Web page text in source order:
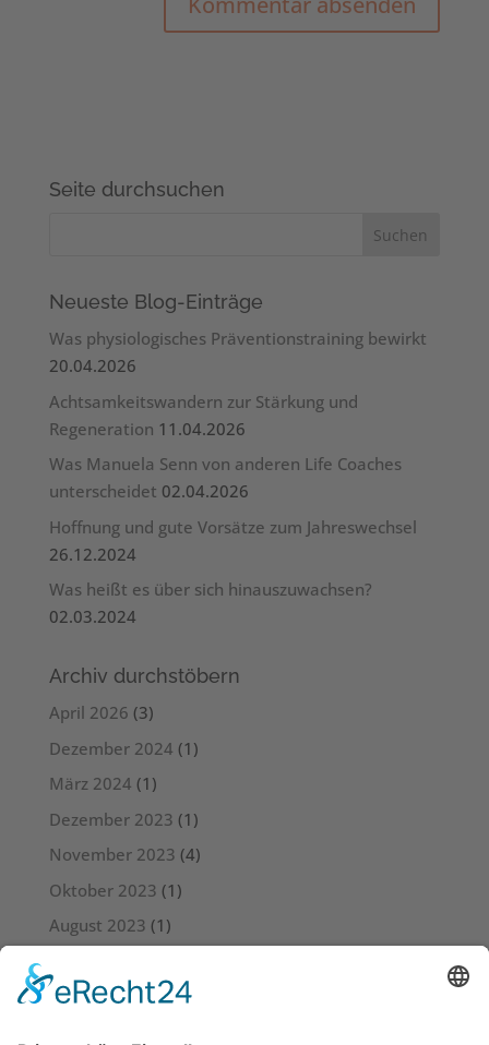
Seite durchsuchen
Neueste Blog-Einträge
Was physiologisches Präventionstraining bewirkt
20.04.2026
Achtsamkeitswandern zur Stärkung und
Regeneration 11.04.2026
Was Manuela Senn von anderen Life Coaches
unterscheidet 02.04.2026
Hoffnung und gute Vorsätze zum Jahreswechsel
26.12.2024
Was heißt es über sich hinauszuwachsen?
02.03.2024
Archiv durchstöbern
April 2026 (3)
Dezember 2024 (1)
März 2024 (1)
Dezember 2023 (1)
November 2023 (4)
Oktober 2023 (1)
August 2023 (1)
Juni 2023(3)